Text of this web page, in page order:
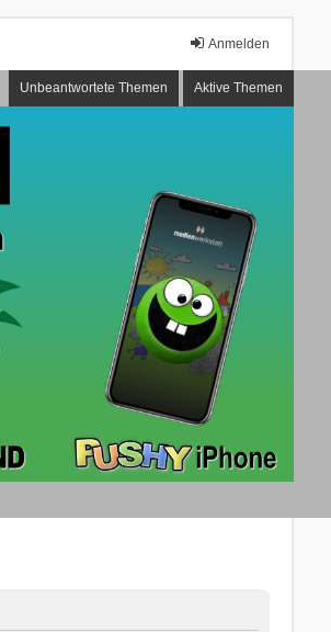
Anmelden
Unbeantwortete Themen Aktive Themen